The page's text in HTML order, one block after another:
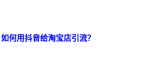
何用抖音给淘宝店引流？